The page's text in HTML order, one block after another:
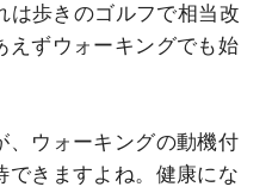
は歩きのゴルフで相当改
えずウォーキングでも始
、ウォーキングの動機付
できますよね。健康にな